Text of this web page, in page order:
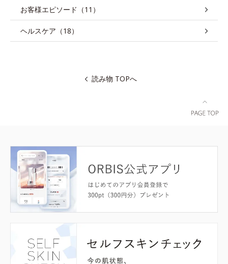
お客様エピソード（11）
ヘルスケア（18）
読み物 TOPへ